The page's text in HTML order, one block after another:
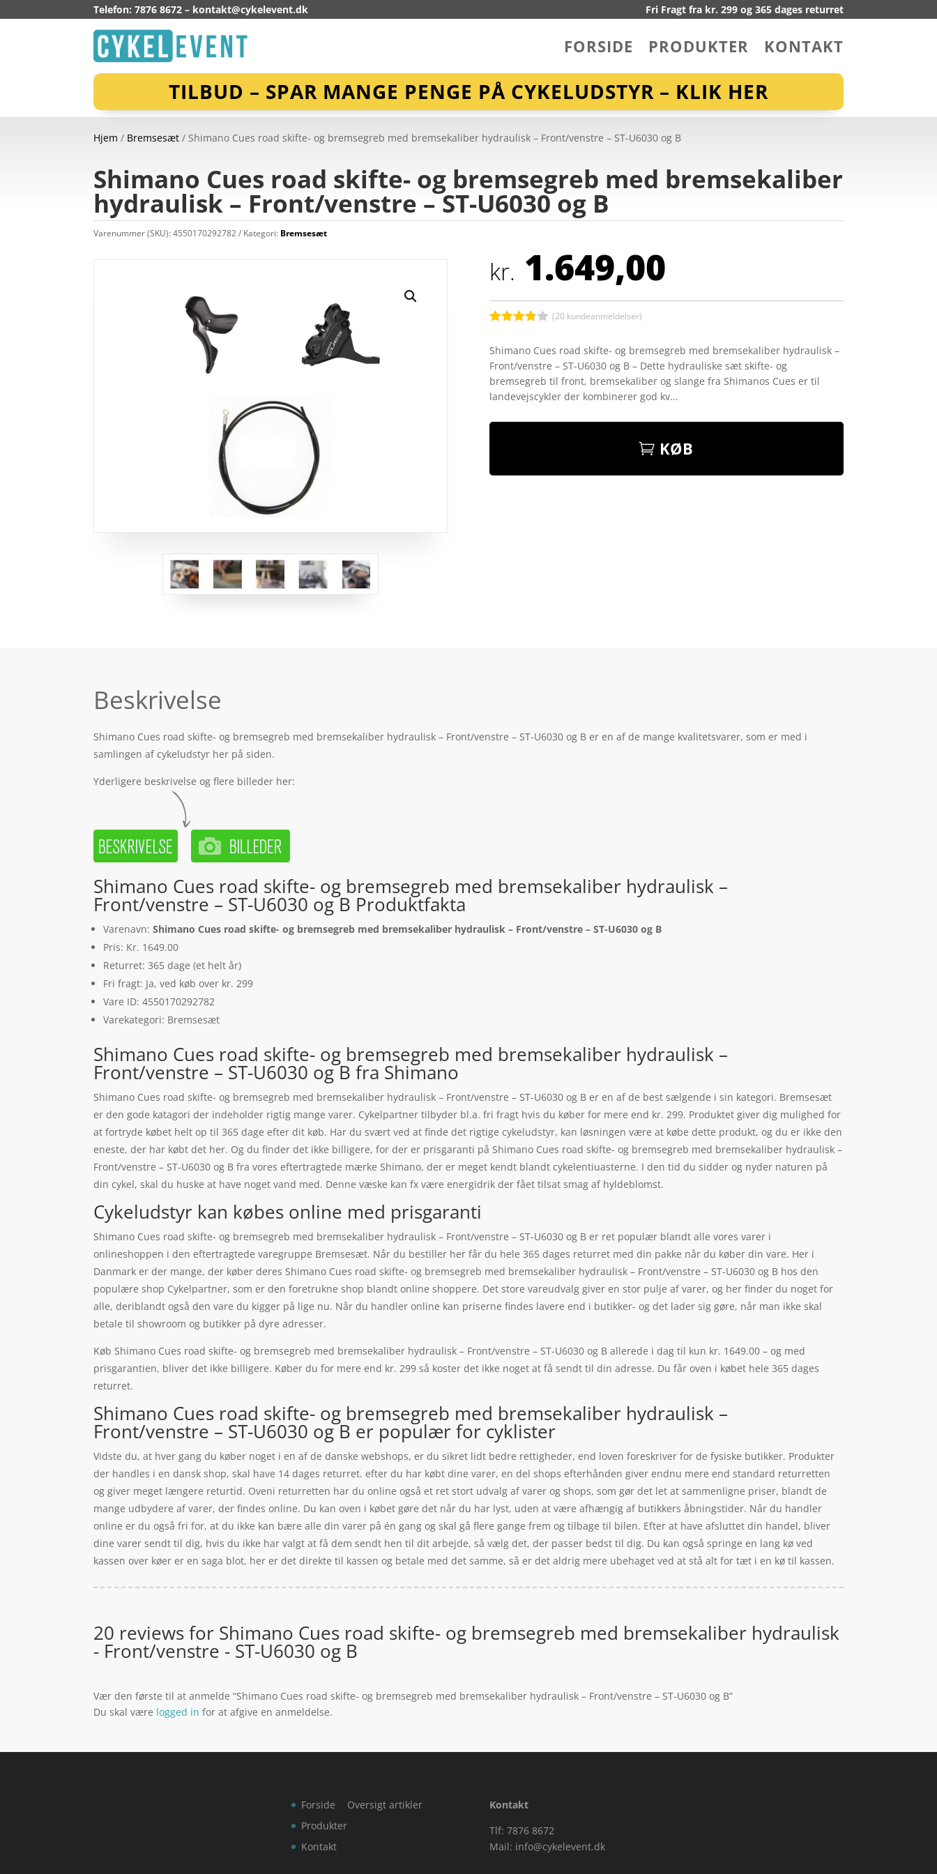
Telefon: 7876 8672 – kontakt@cykelevent.dk Fri Fragt fra kr. 299 og 365 dages returret
FORSIDE PRODUKTER KONTAKT
TILBUD – SPAR MANGE PENGE PÅ CYKELUDSTYR – KLIK HER
Hjem / Bremsesæt / Shimano Cues road skifte- og bremsegreb med bremsekaliber hydraulisk – Front/venstre – ST-U6030 og B
Shimano Cues road skifte- og bremsegreb med bremsekaliber
hydraulisk – Front/venstre – ST-U6030 og B
Varenummer (SKU):4550170292782 Kategori: Bremsesæt
kr. 1.649,00
ud af 5
baseret
på
kundebed
ømmels
(20 kundeanmeldelser)
Shimano Cues road skifte- og bremsegreb med bremsekaliber hydraulisk –
Front/venstre – ST-U6030 og B – Dette hydrauliske sæt skifte- og
bremsegreb til front, bremsekaliber og slange fra Shimanos Cues er til
landevejscykler der kombinerer god kv…
KØB
Beskrivelse
Shimano Cues road skifte- og bremsegreb med bremsekaliber hydraulisk – Front/venstre – ST-U6030 og B er en af de mange kvalitetsvarer, som er med i
samlingen af cykeludstyr her på siden.
Yderligere beskrivelse og flere billeder her:
Shimano Cues road skifte- og bremsegreb med bremsekaliber hydraulisk –
Front/venstre – ST-U6030 og B Produktfakta
Varenavn:Shimano Cues road skifte- og bremsegreb med bremsekaliber hydraulisk – Front/venstre – ST-U6030 og B
Pris: Kr. 1649.00
Returret: 365 dage (et helt år)
Fri fragt: Ja, ved køb over kr. 299
Vare ID: 4550170292782
Varekategori: Bremsesæt
Shimano Cues road skifte- og bremsegreb med bremsekaliber hydraulisk –
Front/venstre – ST-U6030 og B fra Shimano
Shimano Cues road skifte- og bremsegreb med bremsekaliber hydraulisk – Front/venstre – ST-U6030 og B er en af de best sælgende i sin kategori. Bremsesæt
er den gode katagori der indeholder rigtig mange varer. Cykelpartner tilbyder bl.a. fri fragt hvis du køber for mere end kr. 299. Produktet giver dig mulighed for
at fortryde købet helt op til 365 dage efter dit køb. Har du svært ved at finde det rigtige cykeludstyr, kan løsningen være at købe dette produkt, og du er ikke den
eneste, der har købt det her. Og du finder det ikke billigere, for der er prisgaranti på Shimano Cues road skifte- og bremsegreb med bremsekaliber hydraulisk –
Front/venstre – ST-U6030 og B fra vores eftertragtede mærke Shimano, der er meget kendt blandt cykelentiuasterne. I den tid du sidder og nyder naturen på
din cykel, skal du huske at have noget vand med. Denne væske kan fx være energidrik der fået tilsat smag af hyldeblomst.
Cykeludstyr kan købes online med prisgaranti
Shimano Cues road skifte- og bremsegreb med bremsekaliber hydraulisk – Front/venstre – ST-U6030 og B er ret populær blandt alle vores varer i
onlineshoppen i den eftertragtede varegruppe Bremsesæt. Når du bestiller her får du hele 365 dages returret med din pakke når du køber din vare. Her i
Danmark er der mange, der køber deres Shimano Cues road skifte- og bremsegreb med bremsekaliber hydraulisk – Front/venstre – ST-U6030 og B hos den
populære shop Cykelpartner, som er den foretrukne shop blandt online shoppere. Det store vareudvalg giver en stor pulje af varer, og her finder du noget for
alle, deriblandt også den vare du kigger på lige nu. Når du handler online kan priserne findes lavere end i butikker- og det lader sig gøre, når man ikke skal
betale til showroom og butikker på dyre adresser.
Køb Shimano Cues road skifte- og bremsegreb med bremsekaliber hydraulisk – Front/venstre – ST-U6030 og B allerede i dag til kun kr. 1649.00 – og med
prisgarantien, bliver det ikke billigere. Køber du for mere end kr. 299 så koster det ikke noget at få sendt til din adresse. Du får oven i købet hele 365 dages
returret.
Shimano Cues road skifte- og bremsegreb med bremsekaliber hydraulisk –
Front/venstre – ST-U6030 og B er populær for cyklister
Vidste du, at hver gang du køber noget i en af de danske webshops, er du sikret lidt bedre rettigheder, end loven foreskriver for de fysiske butikker. Produkter
der handles i en dansk shop, skal have 14 dages returret. efter du har købt dine varer, en del shops efterhånden giver endnu mere end standard returretten
og giver meget længere returtid. Oveni returretten har du online også et ret stort udvalg af varer og shops, som gør det let at sammenligne priser, blandt de
mange udbydere af varer, der findes online. Du kan oven i købet gøre det når du har lyst, uden at være afhængig af butikkers åbningstider. Når du handler
online er du også fri for, at du ikke kan bære alle din varer på én gang og skal gå flere gange frem og tilbage til bilen. Efter at have afsluttet din handel, bliver
dine varer sendt til dig, hvis du ikke har valgt at få dem sendt hen til dit arbejde, så vælg det, der passer bedst til dig. Du kan også springe en lang kø ved
kassen over køer er en saga blot, her er det direkte til kassen og betale med det samme, så er det aldrig mere ubehaget ved at stå alt for tæt i en kø til kassen.
20 reviews for Shimano Cues road skifte- og bremsegreb med bremsekaliber hydraulisk
- Front/venstre - ST-U6030 og B
Vær den første til at anmelde “Shimano Cues road skifte- og bremsegreb med bremsekaliber hydraulisk – Front/venstre – ST-U6030 og B”
Du skal være logged in for at afgive en anmeldelse.
Forside
Produkter
Kontakt
Oversigt artikler
Kontakt
Tlf: 7876 8672
Mail: info@cykelevent.dk